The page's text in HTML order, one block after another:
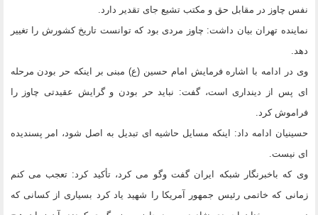
نفس چاوز در مقابل حق و مکتب تشیع جای تقدیر دارد.
نماینده تهران ‌بیان داشت: چاوز مردی بود که توانست تاریخ کشورش را تغییر
دهد.
وی در ادامه با اشاره فرمایش امام حسین (ع) مبنی بر اینکه حر بودن مرحله
ای پس از دینداری است، گفت: نباید حر بودن و گرایش عقیدتی چاوز را
فراموش کرد.
حسینیان ادامه داد: اینکه مسایل حاشیه ای تبدیل به اصل شود، امر پسندیده
ای نیست.
وی که باخبرنگار شبکه ایران گفت وگو می کرد، تأکید کرد: تعجب می کنم
زمانی که خاتمی رئیس جمهور آمریکا را شهید یاد کرد بسیاری از کسانی که